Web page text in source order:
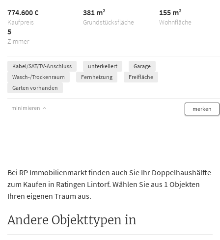
Kaufpreis
774.600 €
Grundstücksfläche
381 m²
Wohnfläche
155 m²
Zimmer
5
Kabel/SAT/TV-Anschluss unterkellert
Garage
Wasch-/Trockenraum
Fernheizung
Freifläche
Garten vorhanden
minimieren merken
Bei RP Immobilienmarkt finden auch Sie Ihr Doppelhaushälfte
zum Kaufen in Ratingen Lintorf. Wählen Sie aus 1 Objekten
Ihren eigenen Traum aus.
Andere Objekttypen in